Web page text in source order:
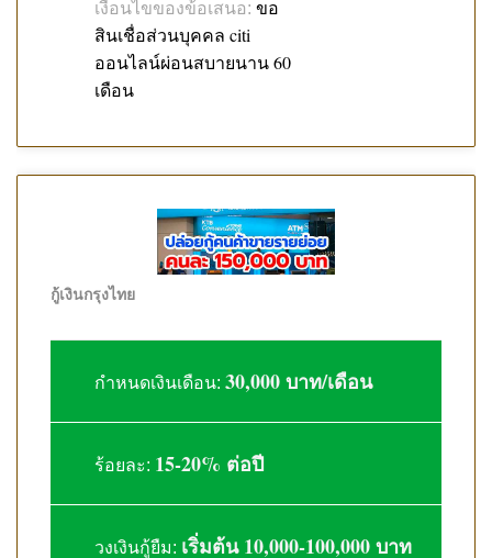
เงื่อนไขของข้อเสนอ: ขอ
สินเชื่อส่วนบุคคล citi
ออนไลน์ผ่อนสบายนาน 60
เดือน
กู้เงินกรุงไทย
กำหนดเงินเดือน: 30,000 บาท/เดือน
ร้อยละ: 15-20% ต่อปี
วงเงินกู้ยืม: เริ่มต้น 10,000-100,000 บาท